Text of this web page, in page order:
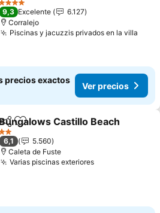
4 Estrellas
9,3 Excelente
6.127
Corralejo
Piscinas y jacuzzis privados en la villa
precios exactos
Ver precios
CompartirAgregar a favoritos
Bungalows Castillo Beach
2 Estrellas
6,1
5.560
Caleta de Fuste
Varias piscinas exteriores